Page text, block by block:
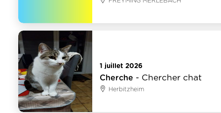
1 juillet 2026
Cherche - Chercher chat
Herbitzheim